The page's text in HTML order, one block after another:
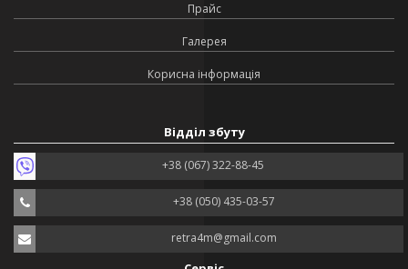
Прайс
Галерея
Корисна інформація
Відділ збуту
+38 (067) 322-88-45
+38 (050) 435-03-57
retra4m@gmail.com